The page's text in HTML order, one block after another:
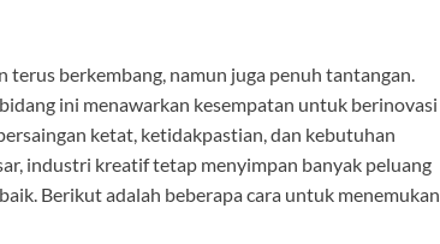
berkembang, namun juga penuh tantangan.
ini menawarkan kesempatan untuk berinovasi
ketat, ketidakpastian, dan kebutuhan
industri kreatif tetap menyimpan banyak peluang
Berikut adalah beberapa cara untuk menemukan